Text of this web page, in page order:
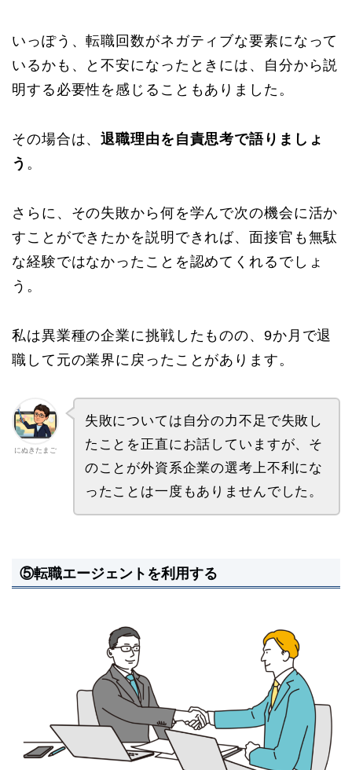
いっぽう、転職回数がネガティブな要素になって
いるかも、と不安になったときには、自分から説
明する必要性を感じることもありました。
その場合は、退職理由を自責思考で語りましょ
う 。
さらに、その失敗から何を学んで次の機会に活か
すことができたかを説明できれば、面接官も無駄
な経験ではなかったことを認めてくれるでしょ
う。
私は異業種の企業に挑戦したものの、9か月で退
職して元の業界に戻ったことがあります。
にぬきたまご
失敗については自分の力不足で失敗し
たことを正直にお話していますが、そ
のことが外資系企業の選考上不利にな
ったことは一度もありませんでした。
⑤転職エージェントを利用する